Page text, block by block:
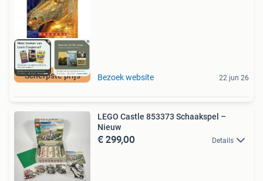
Scherpste prijs Bezoek website 22 jun 26
LEGO Castle 853373 Schaakspel –
Nieuw
€ 299,00 Details